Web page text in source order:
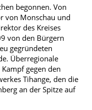
begonnen. Von
von Monschau und
des Kreises
von den Bürgern
gegründeten
Überregionale
gegen den
Tihange, den die
an der Spitze auf